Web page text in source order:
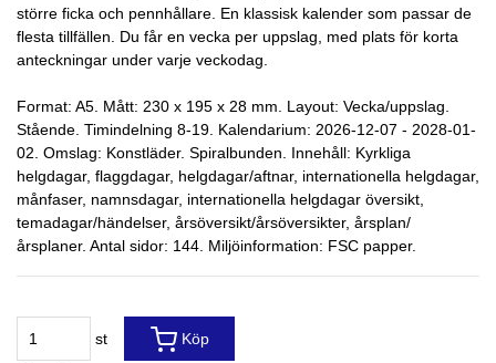
större ficka och pennhållare. En klassisk kalender som passar de
flesta tillfällen. Du får en vecka per uppslag, med plats för korta
anteckningar under varje veckodag.
Format: A5. Mått: 230 x 195 x 28 mm. Layout: Vecka/uppslag.
Stående. Timindelning 8-19. Kalendarium: 2026-12-07 - 2028-01-
02. Omslag: Konstläder. Spiralbunden. Innehåll: Kyrkliga
helgdagar, flaggdagar, helgdagar/aftnar, internationella helgdagar,
månfaser, namnsdagar, internationella helgdagar översikt,
temadagar/händelser, årsöversikt/årsöversikter, årsplan/
årsplaner. Antal sidor: 144. Miljöinformation: FSC papper.
st Köp